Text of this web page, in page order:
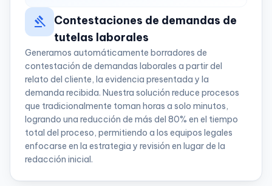
gavel
Contestaciones de demandas de
tutelas laborales
Generamos automáticamente borradores de
contestación de demandas laborales a partir del
relato del cliente, la evidencia presentada y la
demanda recibida. Nuestra solución reduce procesos
que tradicionalmente toman horas a solo minutos,
logrando una reducción de más del 80% en el tiempo
total del proceso, permitiendo a los equipos legales
enfocarse en la estrategia y revisión en lugar de la
redacción inicial.